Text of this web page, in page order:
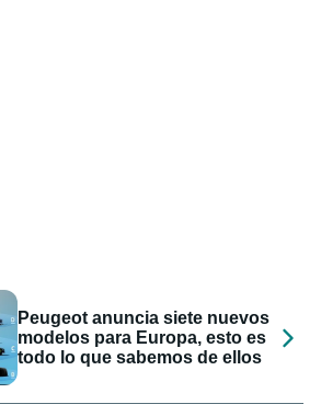
Peugeot anuncia siete nuevos
modelos para Europa, esto es
todo lo que sabemos de ellos